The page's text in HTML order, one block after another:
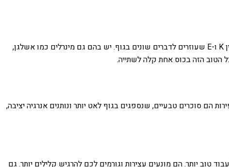
פירות וירקות הם כמו מולטי-ויטמין טבעי. הם מלאים בוויטמינים כמו ויטמין C שמחזק את הגוף ומונע צינון, ויטמין A שטוב לעיניים, וויטמין K ו-E שעוזרים לדברים שונים בגוף. יש בהם גם מינרלים כמו אשלגן,
הטוב הזה בכוס אחת קלה לשתייה.
הם סוכרים טבעיים, שנספגים בגוף לאט יותר ונותנים אנרגיה יציבה,
טוב יותר. הם מונעים עצירות וגורמים לכם להרגיש קלילים יותר. גם